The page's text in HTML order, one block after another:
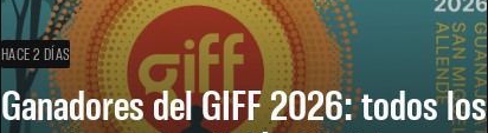
HACE 2 DÍAS
Ganadores del GIFF 2026: todos los